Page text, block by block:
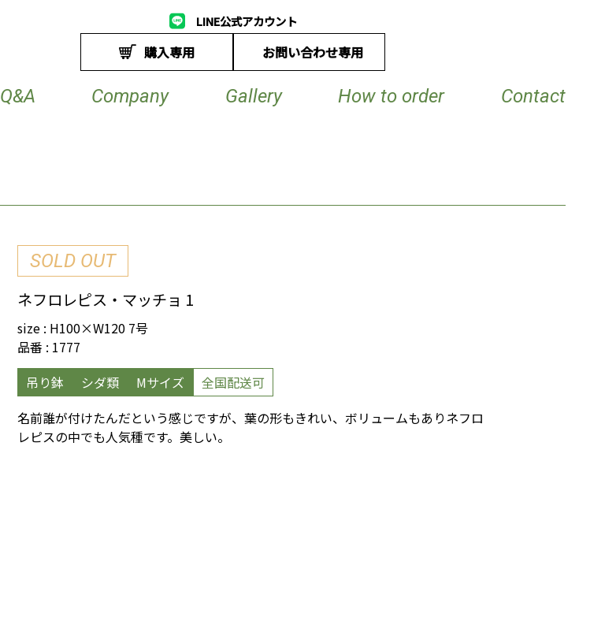
Q&A Company Gallery How to order Contact
LINE公式アカウント
購入専用 お問い合わせ専用
SOLD OUT
ネフロレピス・マッチョ 1
size : H100×W120 7号
品番 : 1777
吊り鉢
シダ類 Mサイズ
全国配送可
名前誰が付けたんだという感じですが、葉の形もきれい、ボリュームもありネフロ
レピスの中でも人気種です。美しい。